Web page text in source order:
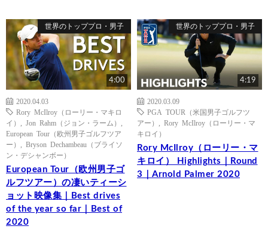
世界のトッププロ・男子
4:00
2020.04.03
Rory McIlroy（ローリー・マキロ
イ）
Jon Rahm（ジョン・ラーム）
European Tour（欧州男子ゴルフツア
ー）
Bryson Dechambeau（ブライソ
ン・デシャンボー）
European Tour（欧州男子ゴ
ルフツアー）の凄いティーシ
ョット映像集｜Best drives
of the year so far｜Best of
2020
世界のトッププロ・男子
4:19
2020.03.09
PGA TOUR（米国男子ゴルフツ
アー）
Rory McIlroy（ローリー・マ
キロイ）
Rory McIlroy（ローリー・マ
キロイ） Highlights｜Round
3｜Arnold Palmer 2020